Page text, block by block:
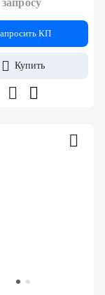
КП
Купить